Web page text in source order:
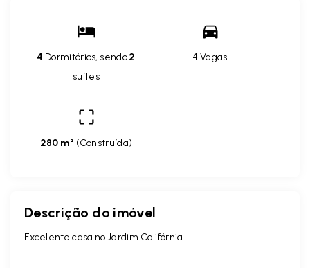
4 Dormitórios, sendo2
suítes
4 Vagas
280 m² (Construída)
Descrição do imóvel
Excelente casa no Jardim Califórnia